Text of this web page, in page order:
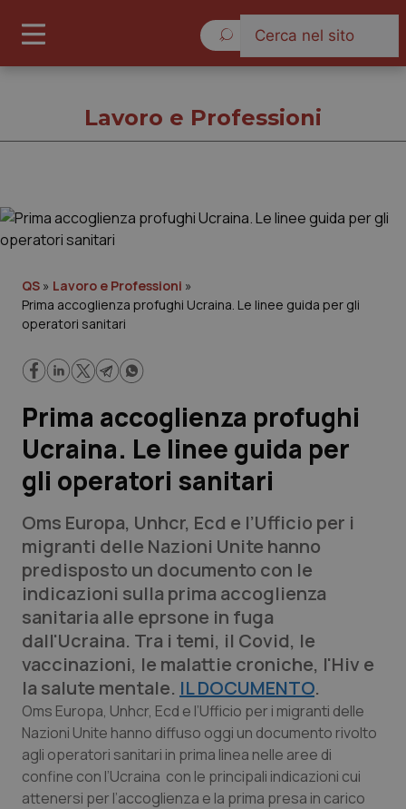
Governo e Parlamento
Regioni e Asl
Lavoro e Professioni
Scienza e Farmaci
Studi e Analisi
Lettere al direttore
Edizioni Regionali
QS Pro
Professionisti Sanitari.AI
Abruzzo
Basilicata
QS Pro Gold
Artrite & artrosi
QS Club Newsletter
Lavoro e Professioni
QS » Lavoro e Professioni »
Prima accoglienza profughi Ucraina. Le linee guida per gli
operatori sanitari
Prima accoglienza profughi
Ucraina. Le linee guida per
gli operatori sanitari
Oms Europa, Unhcr, Ecd e l’Ufficio per i
migranti delle Nazioni Unite hanno
predisposto un documento con le
indicazioni sulla prima accoglienza
sanitaria alle eprsone in fuga
dall'Ucraina. Tra i temi, il Covid, le
vaccinazioni, le malattie croniche, l'Hiv e
la salute mentale. IL DOCUMENTO.
Oms Europa, Unhcr, Ecd e l’Ufficio per i migranti delle
Nazioni Unite hanno diffuso oggi un documento rivolto
agli operatori sanitari in prima linea nelle aree di
confine con l’Ucraina con le principali indicazioni cui
attenersi per l’accoglienza e la prima presa in carico